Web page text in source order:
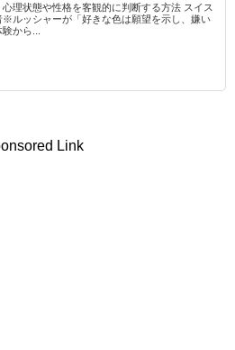
理状態や性格を客観的に判断する方法 スイス
※ルッシャーが「好きな色は願望を示し、嫌い
から...
Link